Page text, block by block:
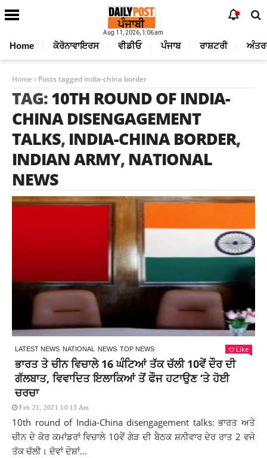
Aug 11, 2026, 1:06 am
Home ਕੋਰੋਨਾਵਾਇਰਸ ਵੀਡੀਓ ਪੰਜਾਬ ਰਾਸ਼ਟਰੀ
Home Posts tagged india-china border
TAG:10TH ROUND OF INDIA-
CHINA DISENGAGEMENT
TALKS, INDIA-CHINA BORDER,
INDIAN ARMY, NATIONAL
NEWS
LATEST NEWS NATIONAL NEWS TOP NEWS Like
ਭਾਰਤ ਤੇ ਚੀਨ ਵਿਚਾਲੇ 16 ਘੰਟਿਆਂ ਤੱਕ ਚੱਲੀ 10ਵੇਂ ਦੌਰ ਦੀ
ਗੱਲਬਾਤ, ਵਿਵਾਦਿਤ ਇਲਾਕਿਆਂ ਤੋਂ ਫੌਜ ਹਟਾਉਣ ‘ਤੇ ਹੋਈ
ਚਰਚਾ
Feb 21, 2021 10:13 Am
10th round of India-China disengagement talks: ਭਾਰਤ ਅਤੇ
ਚੀਨ ਦੇ ਕੋਰ ਕਮਾਂਡਰਾਂ ਵਿਚਾਲੇ 10ਵੇਂ ਗੇੜ ਦੀ ਬੈਠਕ ਸ਼ਨੀਵਾਰ ਦੇਰ ਰਾਤ 2 ਵਜੇ
ਤੱਕ ਚੱਲੀ। ਦੋਵਾਂ ਦੇਸ਼ਾਂ...